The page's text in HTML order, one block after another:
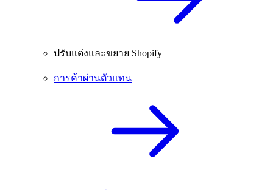
ปรับแต่งและขยาย Shopify
การค้าผ่านตัวแทน